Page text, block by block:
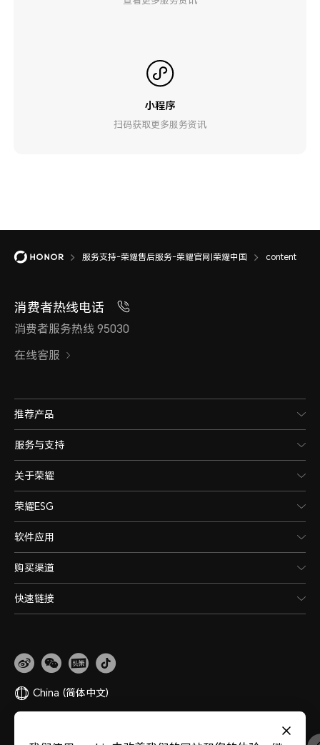
小程序
扫码获取更多服务资讯
服务支持-荣耀售后服务-荣耀官网|荣耀中国 content
消费者热线电话
消费者服务热线 95030
在线客服
推荐产品
服务与支持
关于荣耀
荣耀ESG
软件应用
购买渠道
快速链接
China (简体中文)